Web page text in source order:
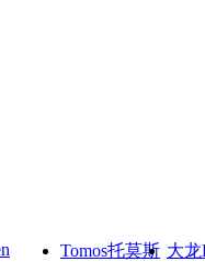
Tomos托莫斯 大龙